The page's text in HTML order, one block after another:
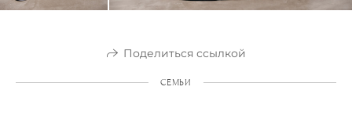
Поделиться ссылкой
СЕМЬИ